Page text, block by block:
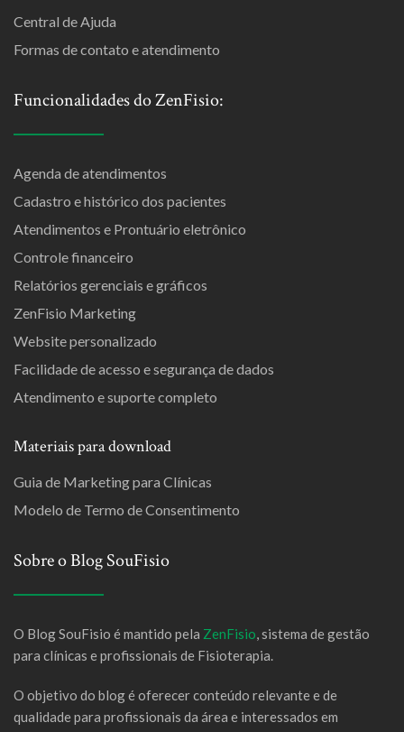
Central de Ajuda
Formas de contato e atendimento
Funcionalidades do ZenFisio:
Agenda de atendimentos
Cadastro e histórico dos pacientes
Atendimentos e Prontuário eletrônico
Controle financeiro
Relatórios gerenciais e gráficos
ZenFisio Marketing
Website personalizado
Facilidade de acesso e segurança de dados
Atendimento e suporte completo
Materiais para download
Guia de Marketing para Clínicas
Modelo de Termo de Consentimento
Sobre o Blog SouFisio
O Blog SouFisio é mantido pela ZenFisio, sistema de gestão
para clínicas e profissionais de Fisioterapia.
O objetivo do blog é oferecer conteúdo relevante e de
qualidade para profissionais da área e interessados em